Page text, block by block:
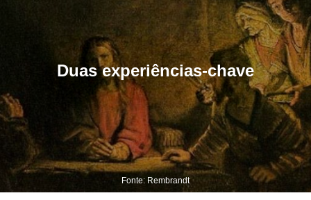
Duas experiências-chave
Fonte: Rembrandt